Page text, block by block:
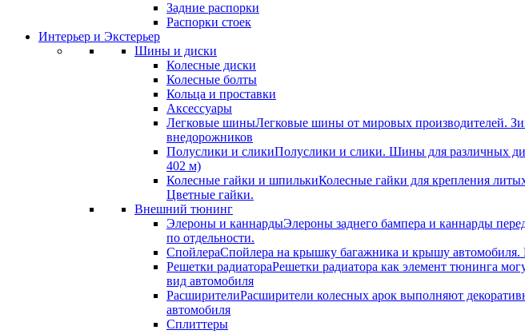
Задние распорки
Распорки стоек
Интерьер и Экстерьер
Шины и диски
Колесные диски
Колесные болты
Кольца и проставки
Аксессуары
Легковые шиныЛегковые шины от мировых
внедорожников
Полуслики и сликиПолуслики и слики. Шины для различных
402 м)
Колесные гайки и шпилькиКолесные гайки для крепления
Цветные гайки.
Внешний тюнинг
Элероны и каннардыЭлероны заднего бампера и каннарды
по отдельности.
СпойлераСпойлера на крышку багажника и крышу автомобиля.
Решетки радиатораРешетки радиатора как элемент тюнинга
вид автомобиля
РасширителиРасширители колесных арок выполняют
автомобиля
Сплиттеры